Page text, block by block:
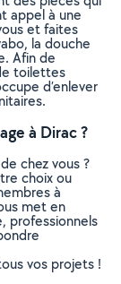
appel à une
et faites
la douche
Afin de
toilettes
d’enlever
à Dirac ?
chez vous ?
choix ou
à
met en
professionnels
vos projets !